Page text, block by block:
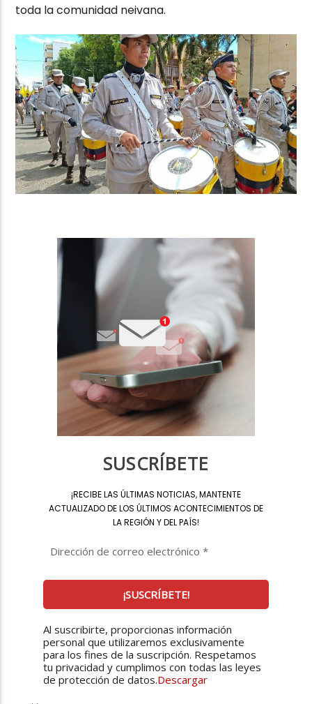
toda la comunidad neivana.
SUSCRÍBETE
¡RECIBE LAS ÚLTIMAS NOTICIAS, MANTENTE
ACTUALIZADO DE LOS ÚLTIMOS ACONTECIMIENTOS DE
LA REGIÓN Y DEL PAÍS!
Al suscribirte, proporcionas información
personal que utilizaremos exclusivamente
para los fines de la suscripción. Respetamos
tu privacidad y cumplimos con todas las leyes
de protección de datos.Descargar